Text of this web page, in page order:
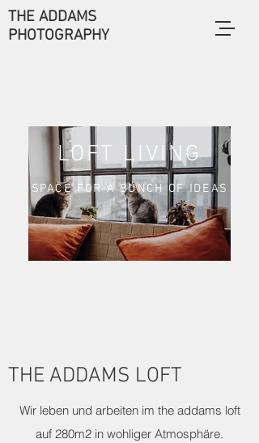
THE ADDAMS
PHOTOGRAPHY
LOFT LIVING
SPACE FOR A BUNCH OF IDEAS
THE ADDAMS LOFT
Wir leben und arbeiten im the addams loft
auf 280m2 in wohliger Atmosphäre.